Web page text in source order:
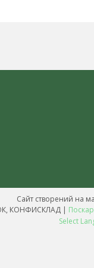
Сайт створений на
Оптовая компания СТОК, КОНФИСКЛАД |
Select